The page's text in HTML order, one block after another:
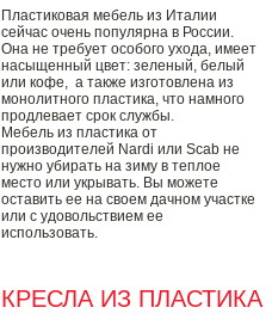
Пластиковая мебель из Италии
сейчас очень популярна в России.
Она не требует особого ухода, имеет
насыщенный цвет: зеленый, белый
или кофе, а также изготовлена из
монолитного пластика, что намного
продлевает срок службы.
Мебель из пластика от
производителей Nardi или Scab не
нужно убирать на зиму в теплое
место или укрывать. Вы можете
оставить ее на своем дачном участке
или с удовольствием ее
использовать.
КРЕСЛА ИЗ ПЛАСТИКА